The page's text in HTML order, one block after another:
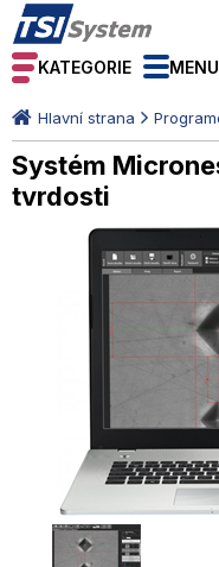
KATEGORIE MENU
Hlavní strana
Systém
tvrdosti